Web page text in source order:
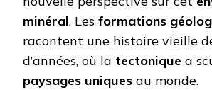
minéral. Les formations
racontent une histoire vieille
d’années, où la tectonique a
paysages uniques au monde.